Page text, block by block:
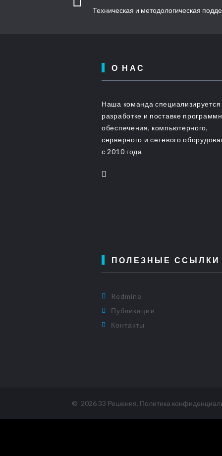
Техническая и методологическая
О НАС
Наша команда специализируется
разработке и поставке
обеспечения, компьютерного,
серверного и сетевого
с 2010 года
ПОЛЕЗНЫЕ ССЫЛКИ
Redmine
Публикации
Контакты
© 202633 Решения. Политика